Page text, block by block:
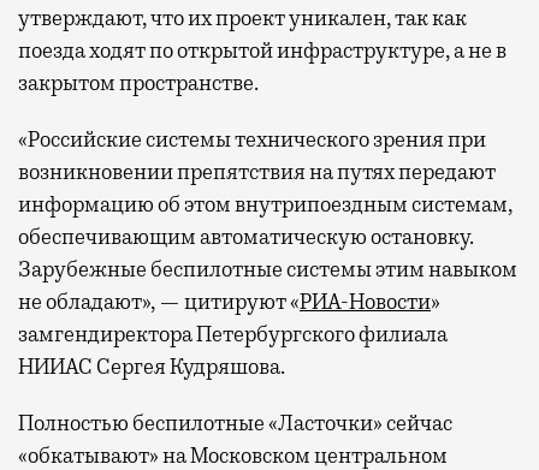
утверждают, что их проект уникален, так как
поезда ходят по открытой инфраструктуре, а не в
закрытом пространстве.
«Российские системы технического зрения при
возникновении препятствия на путях передают
информацию об этом внутрипоездным системам,
обеспечивающим автоматическую остановку.
Зарубежные беспилотные системы этим навыком
не обладают», — цитируют «РИА-Новости»
замгендиректора Петербургского филиала
НИИАС Сергея Кудряшова.
Полностью беспилотные «Ласточки» сейчас
«обкатывают» на Московском центральном